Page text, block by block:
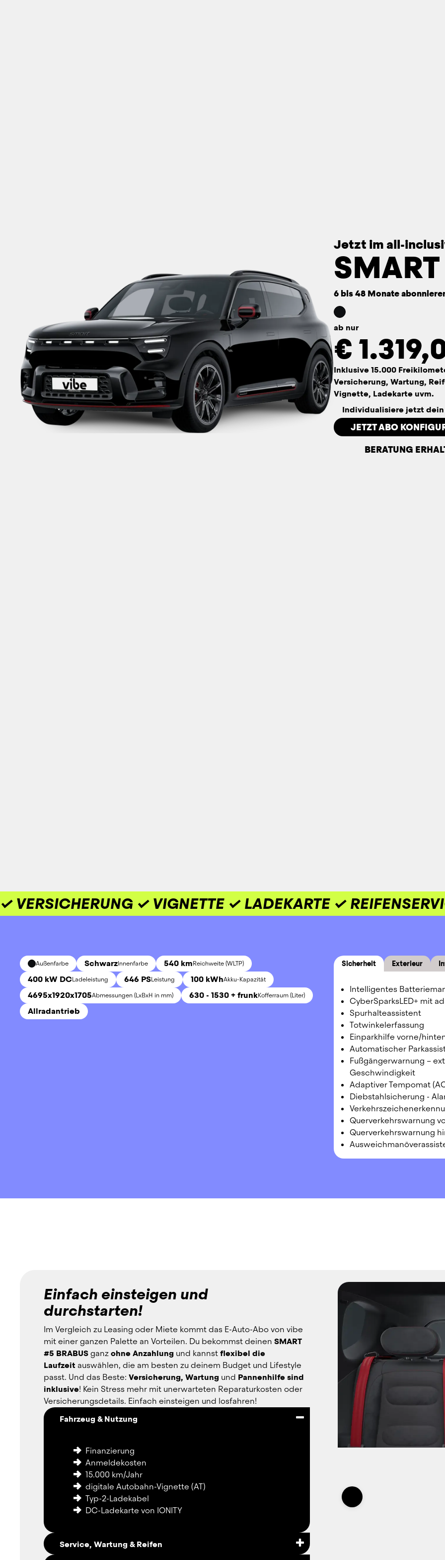
Jetzt im all-
6 bis 48 Monate
ab nur
€
Inklusive 15.000
Versicherung, Wartung,
Vignette, Ladekarte uvm.
Individualisiere jetzt
JETZT ABO
BERATUNG
✓ VERSICHERUNG ✓ VIGNETTE ✓ LADEKARTE ✓
Außenfarbe SchwarzInnenfarbe 540 kmReichweite (WLTP)
400 kW DCLadeleistung 646 PSLeistung 100 kWhAkku-Kapazität
4695x1920x1705Abmessungen (LxBxH in mm) 630 - 1530 + frunkKofferraum (Liter)
Allradantrieb
Sicherheit Exterieur
Intelligentes
CyberSparksLED+ mit
Spurhalteassistent
Totwinkelerfassung
Einparkhilfe vorne/
Automatischer
Fußgängerwarnung –
Geschwindigkeit
Adaptiver Tempomat
Diebstahlsicherung -
Querverkehrswarnung
Querverkehrswarnung
Einfach einsteigen und
durchstarten!
Im Vergleich zu Leasing oder Miete kommt das E-Auto-Abo von vibe
mit einer ganzen Palette an Vorteilen. Du bekommst deinen SMART
#5 BRABUS ganz ohne Anzahlung und kannst flexibel die
Laufzeit auswählen, die am besten zu deinem Budget und Lifestyle
passt. Und das Beste: Versicherung, Wartung und Pannenhilfe sind
inklusive! Kein Stress mehr mit unerwarteten Reparaturkosten oder
Versicherungsdetails. Einfach einsteigen und losfahren!
Fahrzeug & Nutzung
Finanzierung
Anmeldekosten
15.000 km/Jahr
digitale Autobahn-Vignette (AT)
Typ-2-Ladekabel
DC-Ladekarte von IONITY
Service, Wartung & Reifen